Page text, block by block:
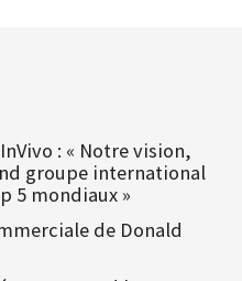
: « Notre vision,
groupe international
5 mondiaux »
de Donald